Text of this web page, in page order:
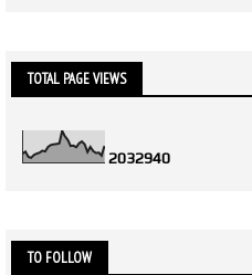
TOTAL PAGE VIEWS
2032940
TO FOLLOW